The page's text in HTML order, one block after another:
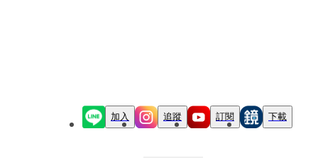
加入 追蹤 訂閱 下載